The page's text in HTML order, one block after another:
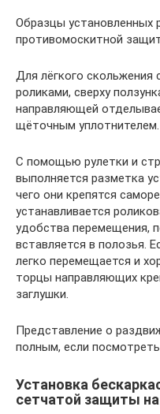
Образцы установленных
противомоскитной
Для лёгкого скольжения
роликами, сверху
направляющей
щёточным уплотнителем.
С помощью рулетки и
выполняется разметка
чего они крепятся
устанавливается
удобства перемещения,
вставляется в полозья.
легко перемещается и
торцы направляющих
заглушки.
Представление о
полным, если
Установка
сетчатой защиты